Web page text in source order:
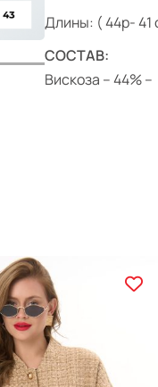
Длины: ( 44р- 41
СОСТАВ:
Вискоза – 44%